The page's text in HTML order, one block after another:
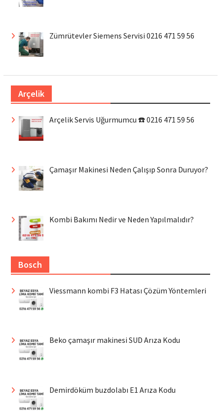
Zümrütevler Siemens Servisi 0216 471 59 56
Arçelik
Arçelik Servis Uğurmumcu ☎️ 0216 471 59 56
Çamaşır Makinesi Neden Çalışıp Sonra Duruyor?
Kombi Bakımı Nedir ve Neden Yapılmalıdır?
Bosch
Viessmann kombi F3 Hatası Çözüm Yöntemleri
Beko çamaşır makinesi SUD Arıza Kodu
Demirdöküm buzdolabı E1 Arıza Kodu